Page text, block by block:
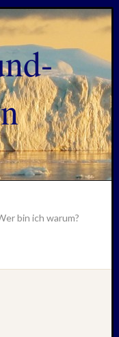
bin ich warum?